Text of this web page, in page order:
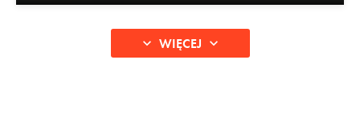
WIĘCEJ